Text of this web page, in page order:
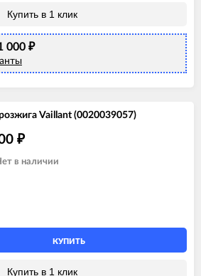
Купить в 1 клик
000 ₽
Vaillant (0020039057)
₽
в наличии
КУПИТЬ
Купить в 1 клик